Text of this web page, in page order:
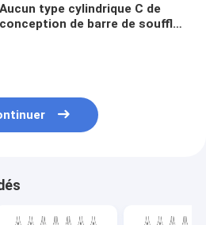
Aucun type cylindrique C de
conception de barre de souffle